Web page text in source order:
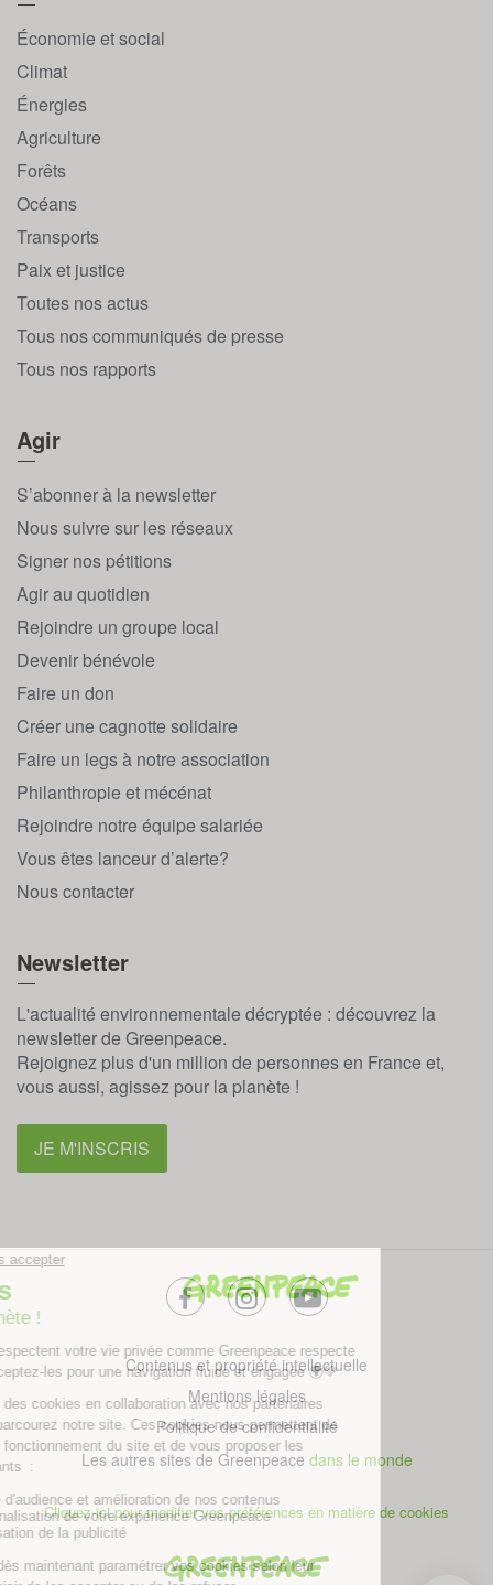
Économie et social
Climat
Énergies
Agriculture
Forêts
Océans
Transports
Paix et justice
Toutes nos actus
Tous nos communiqués de presse
Tous nos rapports
Agir
S’abonner à la newsletter
Nous suivre sur les réseaux
Signer nos pétitions
Agir au quotidien
Rejoindre un groupe local
Devenir bénévole
Faire un don
Créer une cagnotte solidaire
Faire un legs à notre association
Philanthropie et mécénat
Rejoindre notre équipe salariée
Vous êtes lanceur d’alerte?
Nous contacter
Newsletter
L'actualité environnementale décryptée : découvrez la
newsletter de Greenpeace.
Rejoignez plus d'un million de personnes en France et,
vous aussi, agissez pour la planète !
JE M'INSCRIS
facebookinstagramyoutube
Contenus et propriété intellectuelle
Mentions légales
Politique de confidentialité
Les autres sites de Greenpeace dans le monde
Cliquez-ici pour modifier vos préférences en matière de cookies
Greenpeace